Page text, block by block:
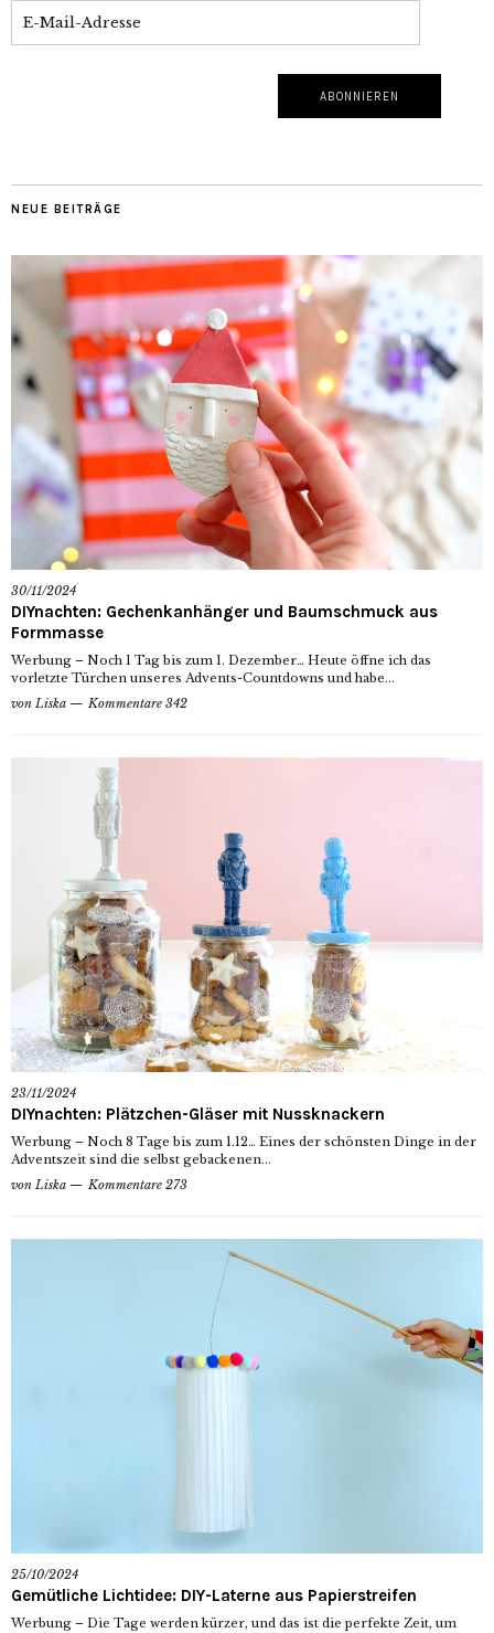
NEUE BEITRÄGE
30/11/2024
DIYnachten: Gechenkanhänger und Baumschmuck aus
Formmasse
Werbung – Noch 1 Tag bis zum 1. Dezember… Heute öffne ich das
vorletzte Türchen unseres Advents-Countdowns und habe...
von Liska Kommentare 342
23/11/2024
DIYnachten: Plätzchen-Gläser mit Nussknackern
Werbung – Noch 8 Tage bis zum 1.12… Eines der schönsten Dinge in der
Adventszeit sind die selbst gebackenen...
von Liska Kommentare 273
25/10/2024
Gemütliche Lichtidee: DIY-Laterne aus Papierstreifen
Werbung – Die Tage werden kürzer, und das ist die perfekte Zeit, um